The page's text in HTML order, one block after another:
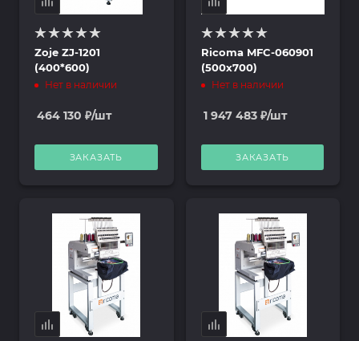
Zoje ZJ-1201
(400*600)
Нет в наличии
464 130 ₽/шт
ЗАКАЗАТЬ
Ricoma MFC-060901
(500х700)
Нет в наличии
1 947 483₽/шт
ЗАКАЗАТЬ